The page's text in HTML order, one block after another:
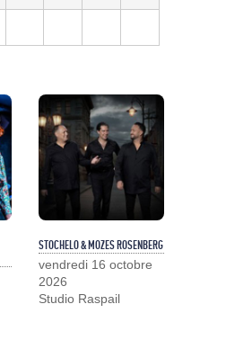
STOCHELO & MOZES ROSENBERG
vendredi 16 octobre
2026
Studio Raspail